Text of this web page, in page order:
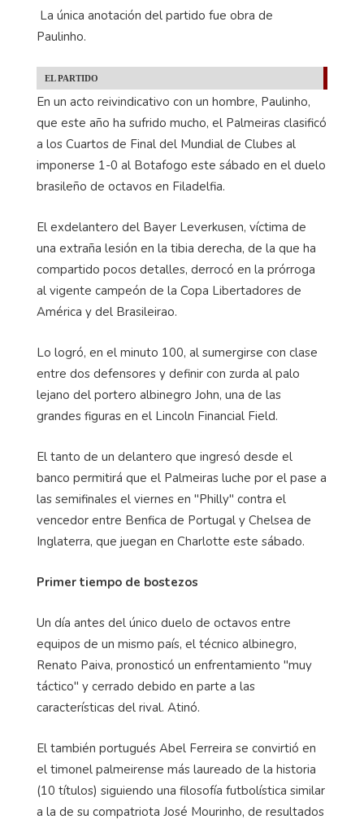
La única anotación del partido fue obra de
Paulinho.
EL PARTIDO
En un acto reivindicativo con un hombre, Paulinho,
que este año ha sufrido mucho, el Palmeiras clasificó
a los Cuartos de Final del Mundial de Clubes al
imponerse 1-0 al Botafogo este sábado en el duelo
brasileño de octavos en Filadelfia.
El exdelantero del Bayer Leverkusen, víctima de
una extraña lesión en la tibia derecha, de la que ha
compartido pocos detalles, derrocó en la prórroga
al vigente campeón de la Copa Libertadores de
América y del Brasileirao.
Lo logró, en el minuto 100, al sumergirse con clase
entre dos defensores y definir con zurda al palo
lejano del portero albinegro John, una de las
grandes figuras en el Lincoln Financial Field.
El tanto de un delantero que ingresó desde el
banco permitirá que el Palmeiras luche por el pase a
las semifinales el viernes en "Philly" contra el
vencedor entre Benfica de Portugal y Chelsea de
Inglaterra, que juegan en Charlotte este sábado.
Primer tiempo de bostezos
Un día antes del único duelo de octavos entre
equipos de un mismo país, el técnico albinegro,
Renato Paiva, pronosticó un enfrentamiento "muy
táctico" y cerrado debido en parte a las
características del rival. Atinó.
El también portugués Abel Ferreira se convirtió en
el timonel palmeirense más laureado de la historia
(10 títulos) siguiendo una filosofía futbolística similar
a la de su compatriota José Mourinho, de resultados